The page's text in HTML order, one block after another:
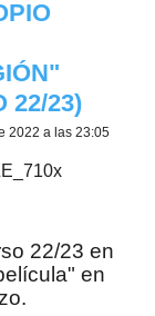
22/23)
2022 a las 23:05
22/23 en
en